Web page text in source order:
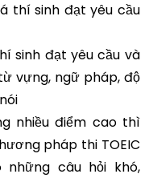
thí sinh đạt yêu cầu
sinh đạt yêu cầu và
vựng, ngữ pháp, độ
nhiều điểm cao thì
pháp thi TOEIC
câu hỏi khó,